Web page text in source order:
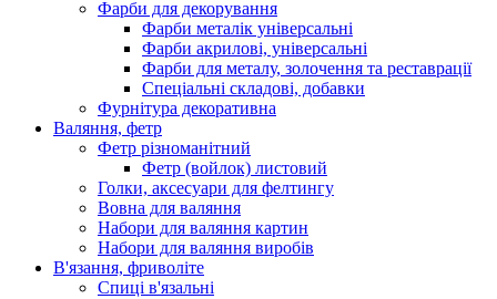
Фарби для декорування
Фарби металік універсальні
Фарби акрилові, універсальні
Фарби для металу, золочення та реставрації
Спеціальні складові, добавки
Фурнітура декоративна
Валяння, фетр
Фетр різноманітний
Фетр (войлок) листовий
Голки, аксесуари для фелтингу
Вовна для валяння
Набори для валяння картин
Набори для валяння виробів
В'язання, фриволіте
Спиці в'язальні